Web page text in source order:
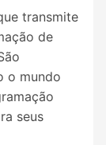
transmite
de
o mundo
seus